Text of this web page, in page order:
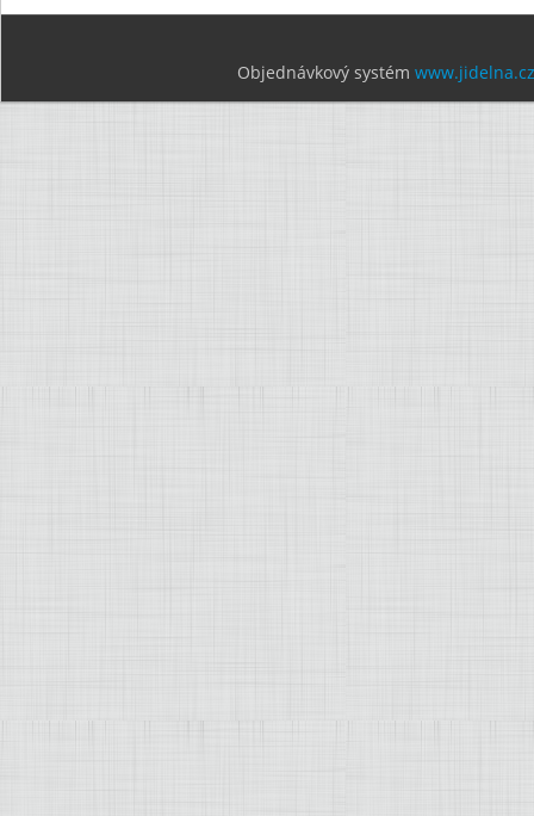
Objednávkový systém www.jidelna.cz